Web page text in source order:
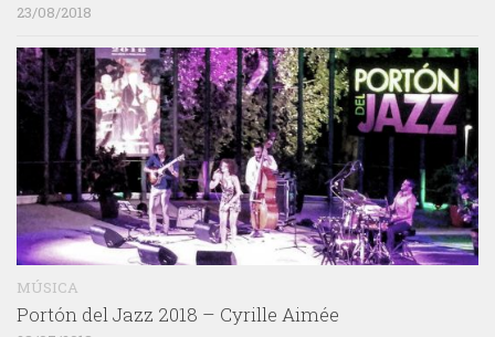
23/08/2018
MÚSICA
Portón del Jazz 2018 – Cyrille Aimée